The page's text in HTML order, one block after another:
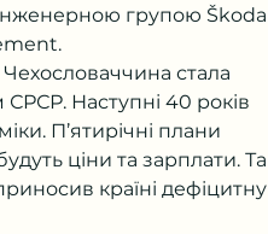
групою Škoda
стала
СРСР. Наступні 40 років
П’ятирічні плани
ціни та зарплати. Та
країні дефіцитну